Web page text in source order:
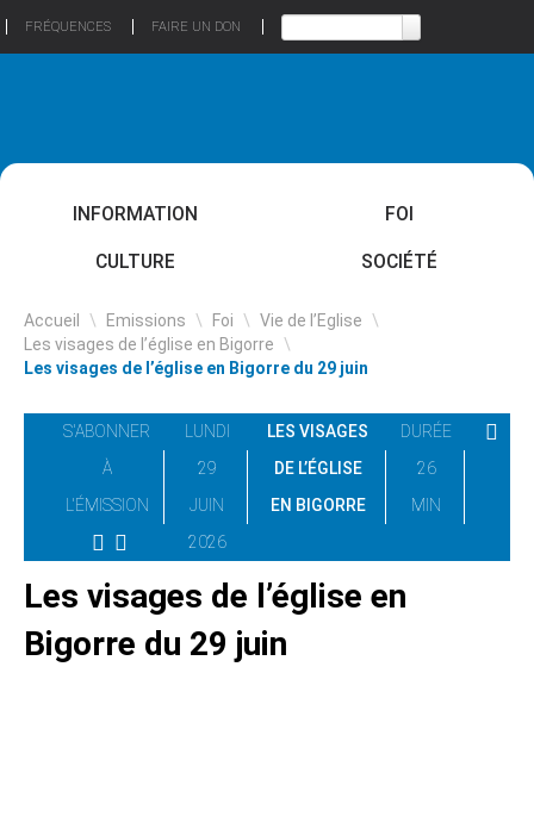
FRÉQUENCES FAIRE UN DON
INFORMATION FOI
CULTURE SOCIÉTÉ
Accueil \ Emissions \ Foi \ Vie de l’Eglise \
Les visages de l’église en Bigorre \
Les visages de l’église en Bigorre du 29 juin
S'ABONNER
À
L'ÉMISSION
LUNDI
29
JUIN
2026
LES VISAGES
DE L’ÉGLISE
EN BIGORRE
DURÉE
26
MIN
Les visages de l’église en
Bigorre du 29 juin